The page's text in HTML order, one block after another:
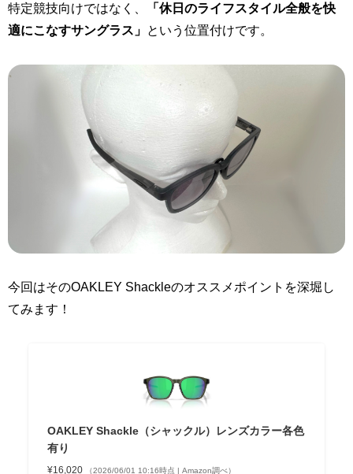
特定競技向けではなく、
「休日のライフスタイル全般を快
適にこなすサングラス」 という位置付けです。
今回はそのOAKLEY Shackleのオススメポイントを深堀し
てみます！
OAKLEY Shackle（シャックル）レンズカラー各色
有り
¥16,020 （2026/06/01 10:16時点 | Amazon調べ）